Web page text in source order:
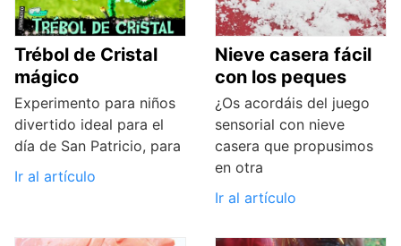
Trébol de Cristal
mágico
Experimento para niños
divertido ideal para el
día de San Patricio, para
Ir al artículo
Nieve casera fácil
con los peques
¿Os acordáis del juego
sensorial con nieve
casera que propusimos
en otra
Ir al artículo